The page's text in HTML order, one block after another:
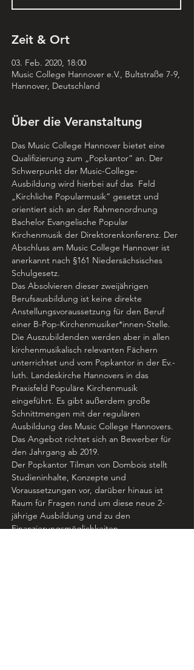
Zeit & Ort
03. Feb. 2020, 18:00
Music College Hannover e.V., Bultstraße 7-9,
Hannover, Deutschland
Über die Veranstaltung
Das Music College Hannover bietet eine
Qualifizierung zum „Popkantor“ an. Der
Schwerpunkt der Music-College-
Ausbildung wird hierbei auf das  Feld
„Kirchliche Popularmusik“ gesetzt und
orientiert sich an der Rahmenordnung
Bachelor Evangelische Popular
Kirchenmusik der Direktorenkonferenz. Der
Abschluss am Music College Hannover ist
anerkannt nach §161 Niedersächsisches
Schulgesetz.
Das Absolvieren dieser zweijährigen
Berufsausbildung ist keine direkte
Anstellungsvoraussetzung für den Beruf
einer B-Pop-Kirchenmusiker*innen-Stelle.
Die Auszubildenden werden aber in allen
kirchenmusikalisch relevanten Fächern
unterrichtet und vom Popkantor in der Ev.-
luth. Landeskirche Hannovers in das
Praxisfeld Populäre Kirchenmusik
eingeführt. Es gibt außerdem große
Schnittmengen mit der regulären
Ausbildung des Music College Hannovers.
Das Angebot richtet sich an Bewerber für
den Jahrgang ab 2019.
Der Popkantor Tilman von Dombois stellt
Studieninhalte, Konzepte und
Voraussetzungen vor, darüber hinaus ist
Raum für Fragen rund um diese neue 2-
jährige Ausbildung und zu den
Finanzierungsmöglichkeiten.